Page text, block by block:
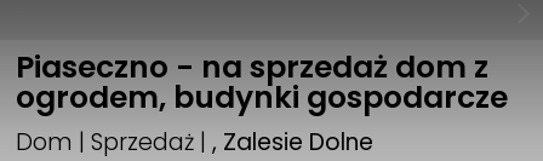
Piaseczno - na sprzedaż dom z
ogrodem, budynki gospodarcze
Dom | Sprzedaż |, Zalesie Dolne